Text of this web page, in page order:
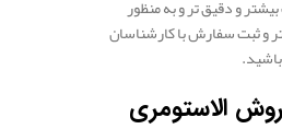
و دقیق تر و به منظور
و ثبت سفارش با کارشناسان
الاستومری